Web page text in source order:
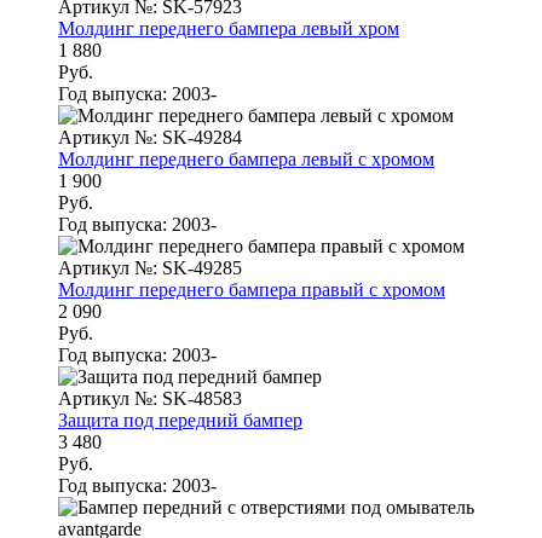
Артикул №: SK-57923
Молдинг переднего бампера левый хром
1 880
Руб.
Год выпуска: 2003-
Артикул №: SK-49284
Молдинг переднего бампера левый с хромом
1 900
Руб.
Год выпуска: 2003-
Артикул №: SK-49285
Молдинг переднего бампера правый с хромом
2 090
Руб.
Год выпуска: 2003-
Артикул №: SK-48583
Защита под передний бампер
3 480
Руб.
Год выпуска: 2003-